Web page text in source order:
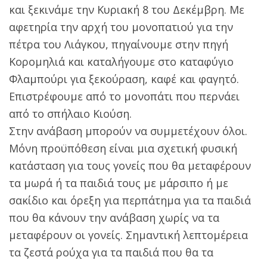
και ξεκινάμε την Κυριακή 8 του Δεκέμβρη. Με
αφετηρία την αρχή του μονοπατιού για την
πέτρα του Λιάγκου, πηγαίνουμε στην πηγή
Κορομηλιά και καταλήγουμε στο καταφύγιο
Φλαμπούρι για ξεκούραση, καφέ και φαγητό.
Επιστρέφουμε από το μονοπάτι που περνάει
από το σπήλαιο Κιούση.
Στην ανάβαση μπορούν να συμμετέχουν όλοι.
Μόνη προϋπόθεση είναι μια σχετική φυσική
κατάσταση για τους γονείς που θα μεταφέρουν
τα μωρά ή τα παιδιά τους με μάρσιπο ή με
σακίδιο και όρεξη για περπάτημα για τα παιδιά
που θα κάνουν την ανάβαση χωρίς να τα
μεταφέρουν οι γονείς. Σημαντική λεπτομέρεια
τα ζεστά ρούχα για τα παιδιά που θα τα